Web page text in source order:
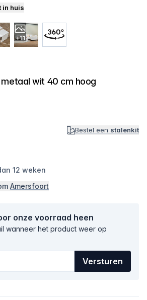
in huis
+11
wit 40 cm hoog
Bestel een stalenkit
12 weken
Amersfoort
onze voorraad heen
wanneer het product weer op
Versturen